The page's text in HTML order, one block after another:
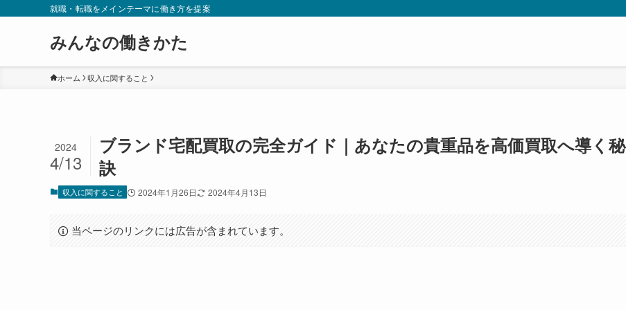
就職・転職をメインテーマに働き方を提案
みんなの働きかた
ホーム 収入に関すること
ブランド宅配買取の完全ガイド｜あなたの貴重品を高価買取へ導く秘
訣
2024
4/13
収入に関すること 2024年1月26日 2024年4月13日
当ページのリンクには広告が含まれています。